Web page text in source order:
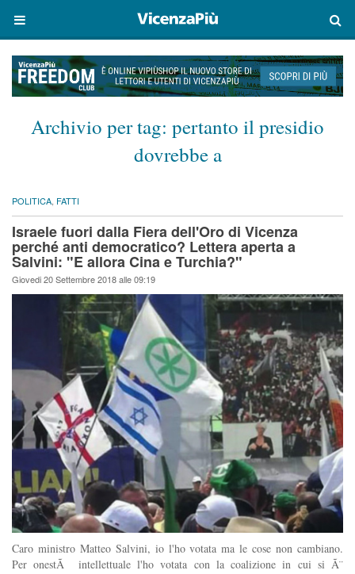
Archivio per tag: pertanto il presidio
dovrebbe a
POLITICA, FATTI
Israele fuori dalla Fiera dell'Oro di Vicenza
perché anti democratico? Lettera aperta a
Salvini: "E allora Cina e Turchia?"
Giovedi 20 Settembre 2018 alle 09:19
Caro ministro Matteo Salvini, io l'ho votata ma le cose non cambiano.
Per onestÃ intellettuale l'ho votata con la coalizione in cui si Ã¨